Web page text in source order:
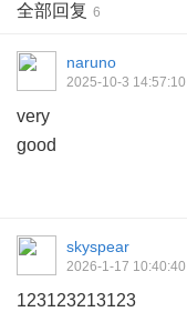
全部回复 6
naruno
2025-10-3 14:57:10
very
good
skyspear
2026-1-17 10:40:40
123123213123